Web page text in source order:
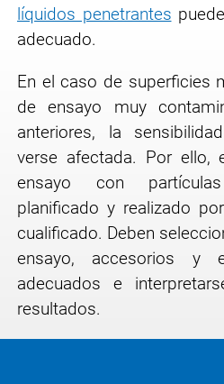
líquidos penetrantes
adecuado.
En el caso de superficies
de ensayo muy
anteriores, la
verse afectada. Por ello,
ensayo con
planificado y realizado
cualificado. Deben
ensayo, accesorios y
adecuados e
resultados.